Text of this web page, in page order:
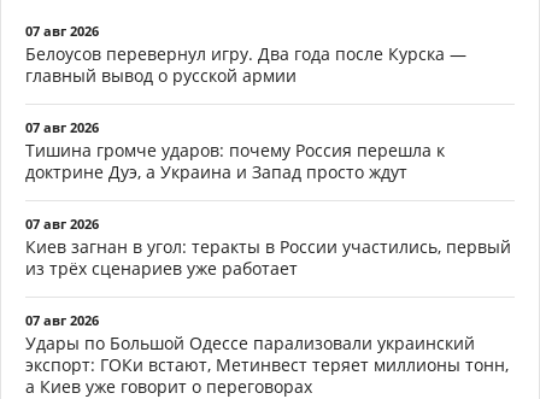
07 авг 2026
Белоусов перевернул игру. Два года после Курска —
главный вывод о русской армии
07 авг 2026
Тишина громче ударов: почему Россия перешла к
доктрине Дуэ, а Украина и Запад просто ждут
07 авг 2026
Киев загнан в угол: теракты в России участились, первый
из трёх сценариев уже работает
07 авг 2026
Удары по Большой Одессе парализовали украинский
экспорт: ГОКи встают, Метинвест теряет миллионы тонн,
а Киев уже говорит о переговорах